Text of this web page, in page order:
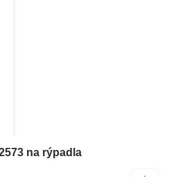
na rýpadla